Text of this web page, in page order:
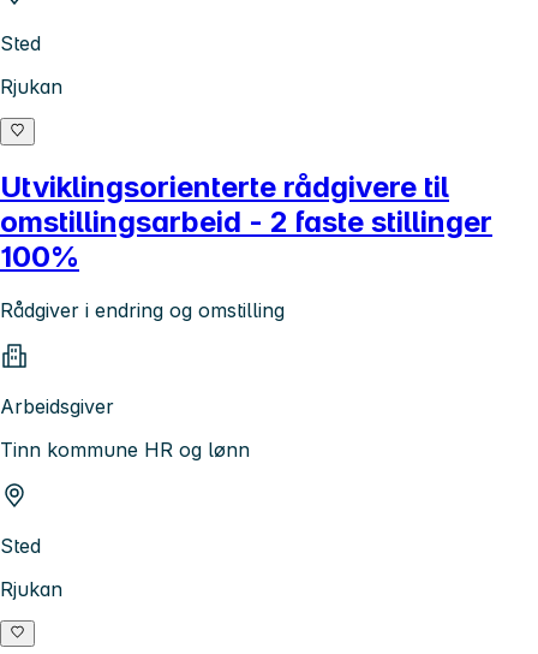
Sted
Rjukan
Utviklingsorienterte rådgivere til
omstillingsarbeid - 2 faste stillinger
100%
Rådgiver i endring og omstilling
Arbeidsgiver
Tinn kommune HR og lønn
Sted
Rjukan